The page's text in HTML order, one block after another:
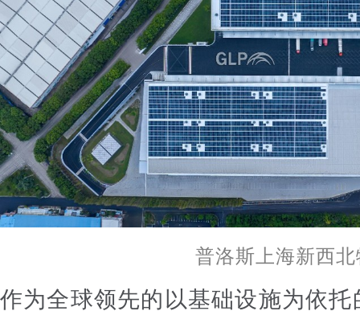
普洛斯上海新西
作为全球领先的以基础设施为依